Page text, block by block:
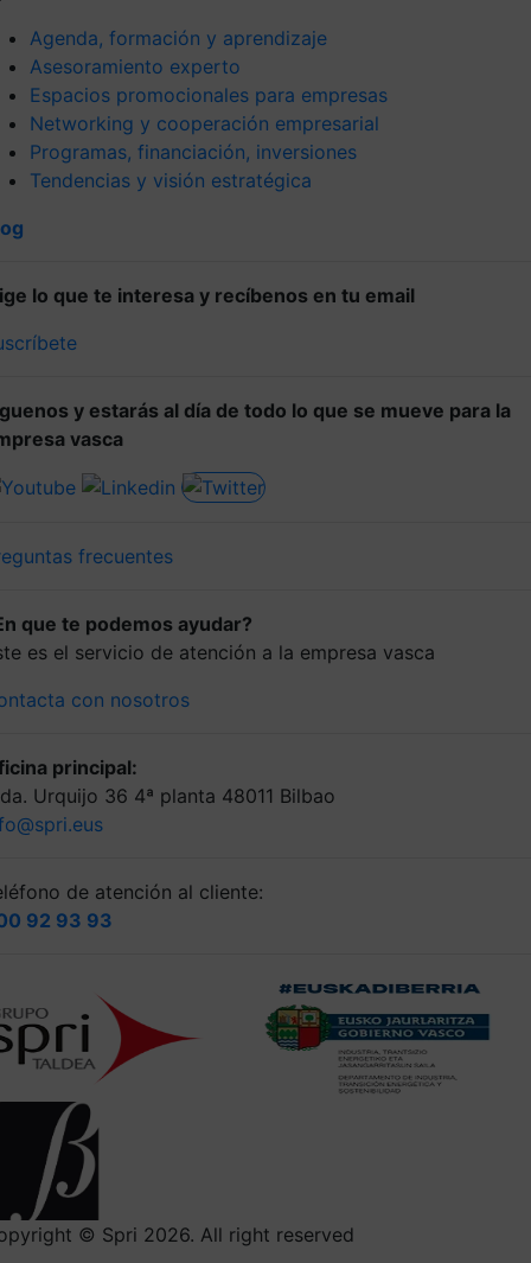
Agenda, formación y aprendizaje
Asesoramiento experto
Espacios promocionales para empresas
Networking y cooperación empresarial
Programas, financiación, inversiones
Tendencias y visión estratégica
lo que te interesa y recíbenos en tu email
y estarás al día de todo lo que se mueve para la
vasca
frecuentes
que te podemos ayudar?
es el servicio de atención a la empresa vasca
con nosotros
principal:
Urquijo 36 4ª planta 48011 Bilbao
de atención al cliente:
92 93 93
© Spri 2026. All right reserved